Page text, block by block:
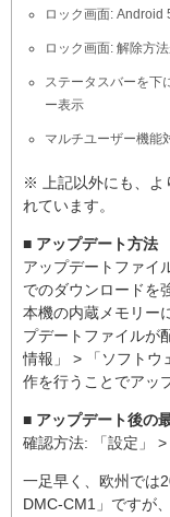
ロック画面: Android
ロック画面: 解除方
ステータスバーを下
ー表示
マルチユーザー機能
※ 上記以外にも、よ
れています。
■ アップデート方法
アップデートファイ
でのダウンロードを
本機の内蔵メモリー
プデートファイルが
情報」 > 「ソフトウ
作を行うことでアッ
■ アップデート後の
確認方法: 「設定」
一足早く、欧州では
DMC-CM1」ですが